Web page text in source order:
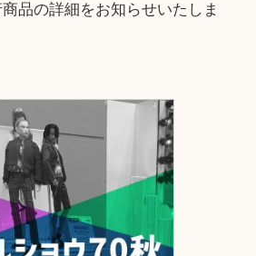
品の詳細をお知らせいたしま